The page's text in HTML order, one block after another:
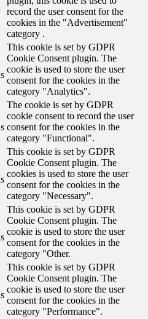
record the user consent for the
cookies in the "Advertisement"
category .
This cookie is set by GDPR
Cookie Consent plugin. The
cookie is used to store the user
consent for the cookies in the
category "Analytics".
The cookie is set by GDPR
cookie consent to record the user
consent for the cookies in the
category "Functional".
This cookie is set by GDPR
Cookie Consent plugin. The
cookies is used to store the user
consent for the cookies in the
category "Necessary".
This cookie is set by GDPR
Cookie Consent plugin. The
cookie is used to store the user
consent for the cookies in the
category "Other.
This cookie is set by GDPR
Cookie Consent plugin. The
cookie is used to store the user
consent for the cookies in the
category "Performance".